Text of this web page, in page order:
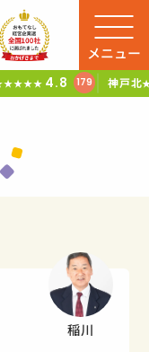
4.8 179 神戸北
メニュー
稲川